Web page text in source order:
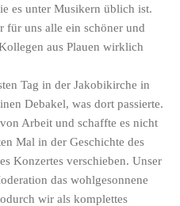
es unter Musikern üblich ist.
für uns alle ein schöner und
aus Plauen wirklich
Tag in der Jakobikirche in
Debakel, was dort passierte.
Arbeit und schaffte es nicht
Mal in der Geschichte des
Konzertes verschieben. Unser
das wohlgesonnene
wir als komplettes